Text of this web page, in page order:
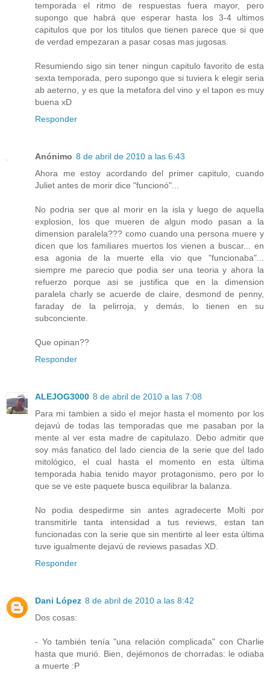
temporada el ritmo de respuestas fuera mayor, pero
supongo que habrá que esperar hasta los 3-4 ultimos
capitulos que por los titulos que tienen parece que si que
de verdad empezaran a pasar cosas mas jugosas.
Resumiendo sigo sin tener ningun capitulo favorito de esta
sexta temporada, pero supongo que si tuviera k elegir seria
ab aeterno, y es que la metafora del vino y el tapon es muy
buena xD
Responder
Anónimo 8 de abril de 2010 a las 6:43
Ahora me estoy acordando del primer capitulo, cuando
Juliet antes de morir dice "funcionó"...
No podria ser que al morir en la isla y luego de aquella
explosion, los que mueren de algun modo pasan a la
dimension paralela??? como cuando una persona muere y
dicen que los familiares muertos los vienen a buscar... en
esa agonia de la muerte ella vio que "funcionaba"...
siempre me parecio que podia ser una teoria y ahora la
refuerzo porque asi se justifica que en la dimension
paralela charly se acuerde de claire, desmond de penny,
faraday de la pelirroja, y demás, lo tienen en su
subconciente.
Que opinan??
Responder
ALEJOG3000 8 de abril de 2010 a las 7:08
Para mi tambien a sido el mejor hasta el momento por los
dejavú de todas las temporadas que me pasaban por la
mente al ver esta madre de capitulazo. Debo admitir que
soy más fanatico del lado ciencia de la serie que del lado
mitológico, el cual hasta el momento en esta última
temporada habia tenido mayor protagonismo, pero por lo
que se ve este paquete busca equilibrar la balanza.
No podia despedirme sin antes agradecerte Molti por
transmitirle tanta intensidad a tus reviews, estan tan
funcionadas con la serie que sin mentirte al leer esta última
tuve igualmente dejavú de reviews pasadas XD.
Responder
Dani López 8 de abril de 2010 a las 8:42
Dos cosas:
- Yo también tenía "una relación complicada" con Charlie
hasta que murió. Bien, dejémonos de chorradas: le odiaba
a muerte :P